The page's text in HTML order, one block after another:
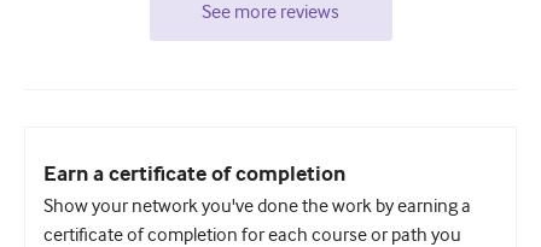
See more reviews
Earn a certificate of completion
Show your network you've done the work by earning a
certificate of completion for each course or path you